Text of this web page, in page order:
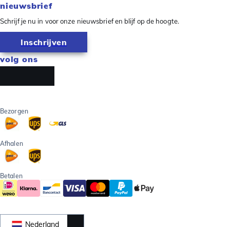
nieuwsbrief
Schrijf je nu in voor onze nieuwsbrief en blijf op de hoogte.
Inschrijven
volg ons
Bezorgen
Afhalen
Betalen
Nederland